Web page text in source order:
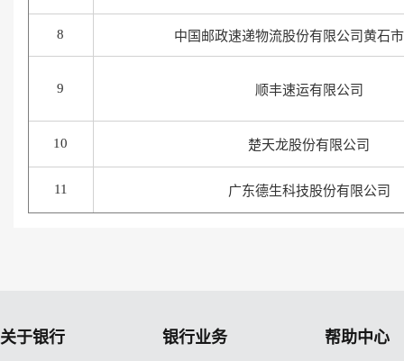
8 中国邮政速递物流股份有限公司黄石
9 顺丰速运有限公司
10 楚天龙股份有限公司
11 广东德生科技股份有限公司
关于银行 银行业务 帮助中心